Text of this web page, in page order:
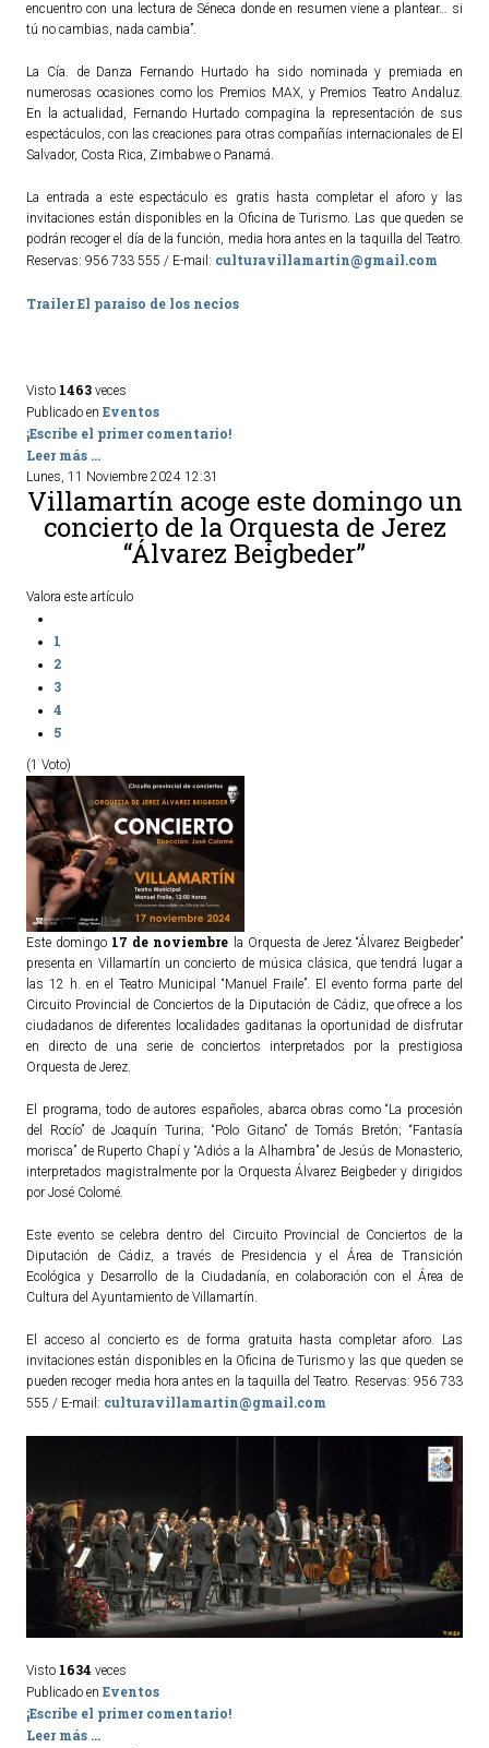
encuentro con una lectura de Séneca donde en resumen viene a plantear… si
tú no cambias, nada cambia”.
La Cía. de Danza Fernando Hurtado ha sido nominada y premiada en
numerosas ocasiones como los Premios MAX, y Premios Teatro Andaluz.
En la actualidad, Fernando Hurtado compagina la representación de sus
espectáculos, con las creaciones para otras compañías internacionales de El
Salvador, Costa Rica, Zimbabwe o Panamá.
La entrada a este espectáculo es gratis hasta completar el aforo y las
invitaciones están disponibles en la Oficina de Turismo. Las que queden se
podrán recoger el día de la función, media hora antes en la taquilla del Teatro.
Reservas: 956 733 555 / E-mail: culturavillamartin@gmail.com
Trailer El paraiso de los necios
Visto 1463 veces
Publicado en Eventos
¡Escribe el primer comentario!
Leer más ...
Lunes, 11 Noviembre 2024 12:31
Villamartín acoge este domingo un
concierto de la Orquesta de Jerez
“Álvarez Beigbeder”
Valora este artículo
1
2
3
4
5
(1 Voto)
Este domingo 17 de noviembre la Orquesta de Jerez “Álvarez Beigbeder”
presenta en Villamartín un concierto de música clásica, que tendrá lugar a
las 12 h. en el Teatro Municipal “Manuel Fraile”. El evento forma parte del
Circuito Provincial de Conciertos de la Diputación de Cádiz, que ofrece a los
ciudadanos de diferentes localidades gaditanas la oportunidad de disfrutar
en directo de una serie de conciertos interpretados por la prestigiosa
Orquesta de Jerez.
El programa, todo de autores españoles, abarca obras como “La procesión
del Rocío” de Joaquín Turina; “Polo Gitano” de Tomás Bretón; “Fantasía
morisca” de Ruperto Chapí y “Adiós a la Alhambra” de Jesús de Monasterio,
interpretados magistralmente por la Orquesta Álvarez Beigbeder y dirigidos
por José Colomé.
Este evento se celebra dentro del Circuito Provincial de Conciertos de la
Diputación de Cádiz, a través de Presidencia y el Área de Transición
Ecológica y Desarrollo de la Ciudadanía, en colaboración con el Área de
Cultura del Ayuntamiento de Villamartín.
El acceso al concierto es de forma gratuita hasta completar aforo. Las
invitaciones están disponibles en la Oficina de Turismo y las que queden se
pueden recoger media hora antes en la taquilla del Teatro. Reservas: 956 733
555 / E-mail: culturavillamartin@gmail.com
Visto 1634 veces
Publicado en Eventos
¡Escribe el primer comentario!
Leer más ...